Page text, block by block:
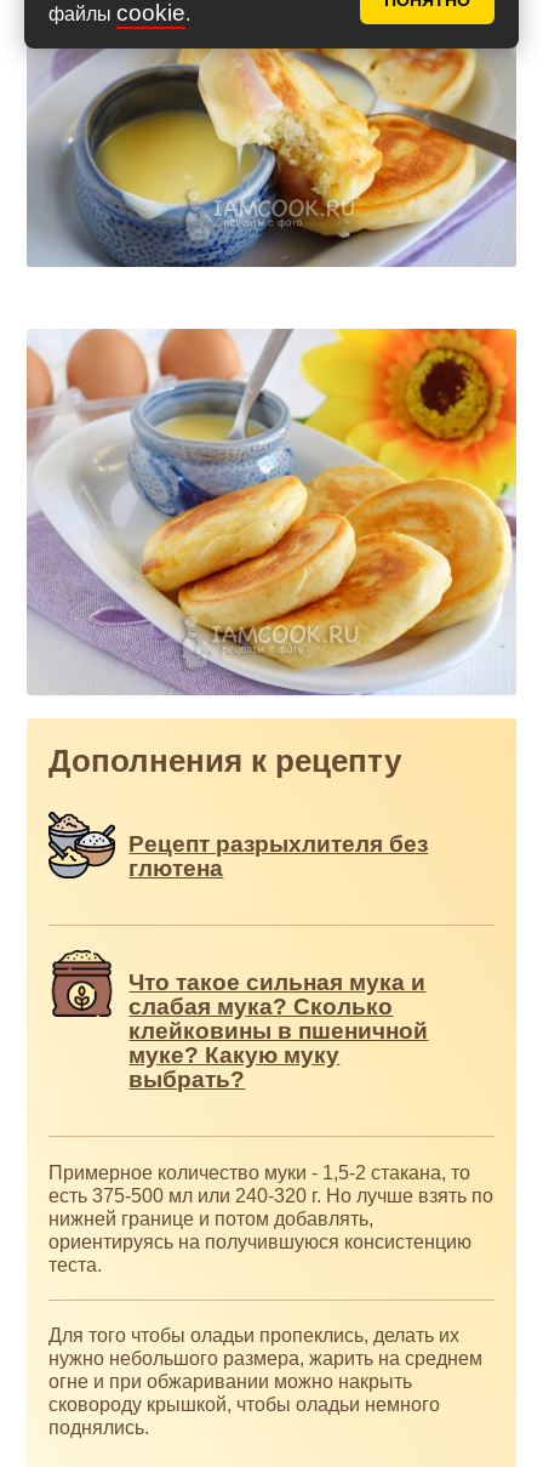
файлы cookie.
Дополнения к рецепту
Рецепт разрыхлителя без
глютена
Что такое сильная мука и
слабая мука? Сколько
клейковины в пшеничной
муке? Какую муку
выбрать?
Примерное количество муки - 1,5-2 стакана, то
есть 375-500 мл или 240-320 г. Но лучше взять по
нижней границе и потом добавлять,
ориентируясь на получившуюся консистенцию
теста.
Для того чтобы оладьи пропеклись, делать их
нужно небольшого размера, жарить на среднем
огне и при обжаривании можно накрыть
сковороду крышкой, чтобы оладьи немного
поднялись.